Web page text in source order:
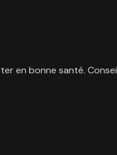
en bonne santé.